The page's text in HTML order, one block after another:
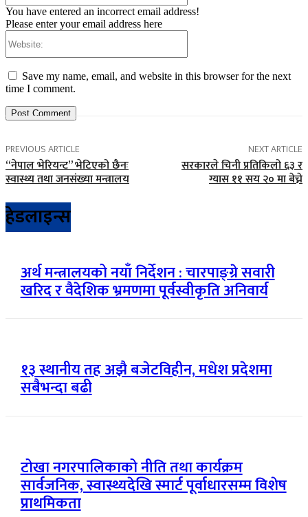
You have entered an incorrect email address!
Please enter your email address here
Save my name, email, and website in this browser for the next
time I comment.
PREVIOUS ARTICLE
“नेपाल भेरियन्ट” भेटिएको छैनः
स्वास्थ्य तथा जनसंख्या मन्त्रालय
NEXT ARTICLE
सरकारले चिनी प्रतिकिलो ६३ र
ग्यास ११ सय २० मा बेच्ने
हेडलाइन्स
अर्थ मन्त्रालयको नयाँ निर्देशन : चारपाङ्ग्रे सवारी
खरिद र वैदेशिक भ्रमणमा पूर्वस्वीकृति अनिवार्य
१३ स्थानीय तह अझै बजेटविहीन, मधेश प्रदेशमा
सबैभन्दा बढी
टोखा नगरपालिकाको नीति तथा कार्यक्रम
सार्वजनिक, स्वास्थ्यदेखि स्मार्ट पूर्वाधारसम्म विशेष
प्राथमिकता